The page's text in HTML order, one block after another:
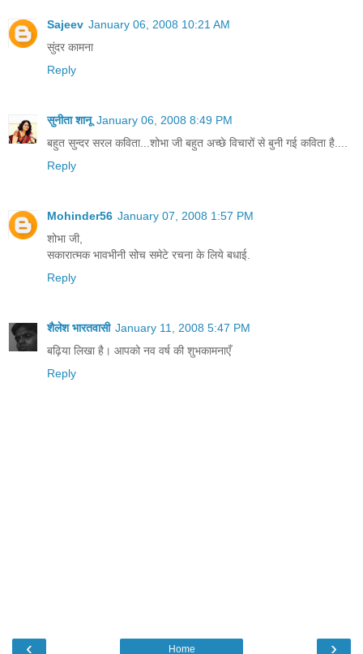
Sajeev January 06, 2008 10:21 AM
सुंदर कामना
Reply
सुनीता शानू January 06, 2008 8:49 PM
बहुत सुन्दर सरल कविता...शोभा जी बहुत अच्छे विचारों से बुनी गई कविता है....
Reply
Mohinder56 January 07, 2008 1:57 PM
शोभा जी,
सकारात्मक भावभीनी सोच समेटे रचना के लिये बधाई.
Reply
शैलेश भारतवासी January 11, 2008 5:47 PM
बढ़िया लिखा है। आपको नव वर्ष की शुभकामनाएँ
Reply
‹ ›
Home